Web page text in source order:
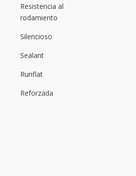
Resistencia al
rodamiento
Silencioso
Sealant
Runflat
Reforzada